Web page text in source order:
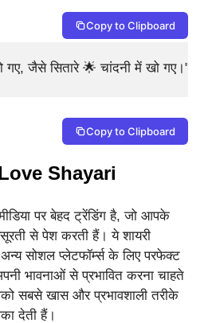
Copy to Clipboard
जैसे सितारे 🌟 चांदनी में खो गए।"
Copy to Clipboard
Shayari
पर बेहद ट्रेंडिंग है, जो आपके
से पेश करती हैं। ये शायरी
सोशल प्लेटफॉर्म्स के लिए परफेक्ट
भावनाओं से प्रभावित करना चाहते
सबसे खास और प्रभावशाली तरीके
देती हैं।